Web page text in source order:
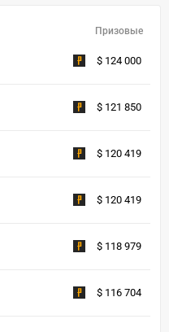
Призовые
$ 124 000
$ 121 850
$ 120 419
$ 120 419
$ 118 979
$ 116 704